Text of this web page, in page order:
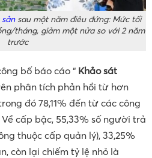
sau một năm điêu đứng: Mức tối
tháng, giảm một nửa so với 2 năm
trước
bố báo cáo “ Khảo sát
phân tích phản hồi từ hơn
đó 78,11% đến từ các công
cấp bậc, 55,33% số người trả
thuộc cấp quản lý), 33,25%
còn lại chiếm tỷ lệ nhỏ là